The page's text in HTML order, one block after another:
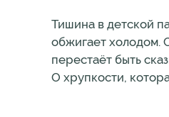
Тишина в детской
обжигает холодом.
перестаёт быть
О хрупкости,